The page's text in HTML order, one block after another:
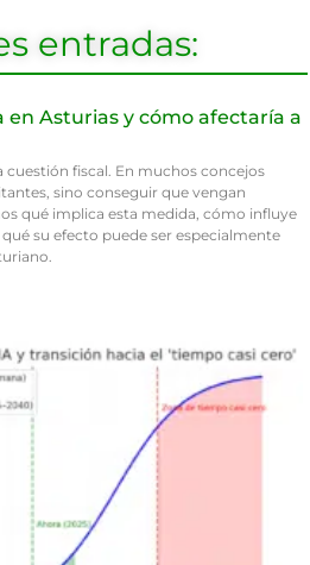
entradas:
en Asturias y cómo afectaría a
cuestión fiscal. En muchos concejos
sino conseguir que vengan
qué implica esta medida, cómo influye
su efecto puede ser especialmente